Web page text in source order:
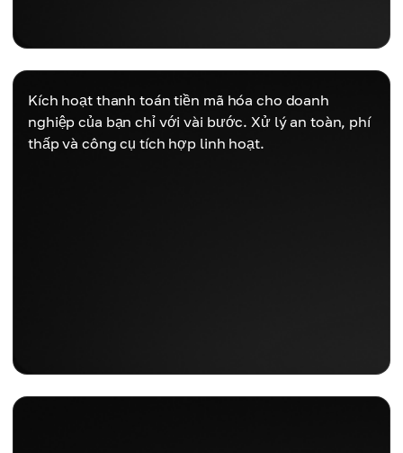
Kích hoạt thanh toán tiền mã hóa cho doanh
nghiệp của bạn chỉ với vài bước. Xử lý an toàn, phí
thấp và công cụ tích hợp linh hoạt.